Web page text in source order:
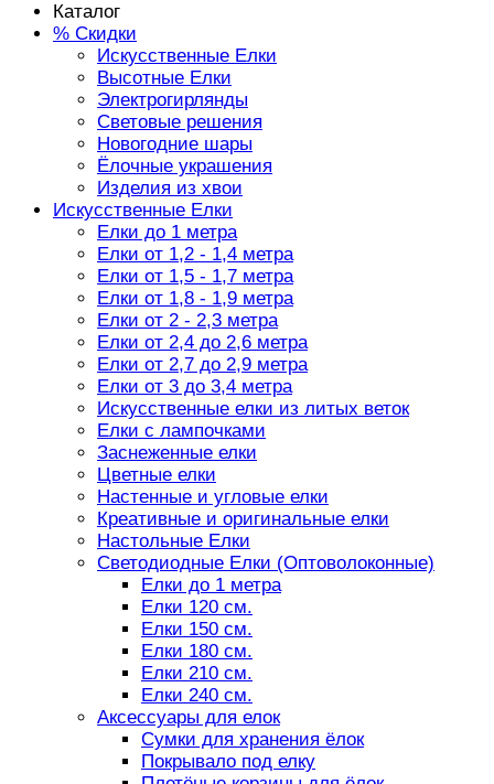
Каталог
% Скидки
Искусственные Елки
Высотные Елки
Электрогирлянды
Световые решения
Новогодние шары
Ёлочные украшения
Изделия из хвои
Искусственные Елки
Елки до 1 метра
Елки от 1,2 - 1,4 метра
Елки от 1,5 - 1,7 метра
Елки от 1,8 - 1,9 метра
Елки от 2 - 2,3 метра
Елки от 2,4 до 2,6 метра
Елки от 2,7 до 2,9 метра
Елки от 3 до 3,4 метра
Искусственные елки из литых веток
Елки с лампочками
Заснеженные елки
Цветные елки
Настенные и угловые елки
Креативные и оригинальные елки
Настольные Елки
Светодиодные Елки (Оптоволоконные)
Елки до 1 метра
Елки 120 см.
Елки 150 см.
Елки 180 см.
Елки 210 см.
Елки 240 см.
Аксессуары для елок
Сумки для хранения ёлок
Покрывало под елку